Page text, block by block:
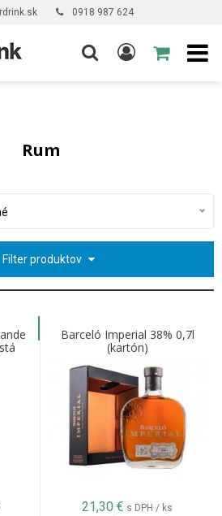
0918 987 624
Rum
Filter produktov
Barceló Imperial 38% 0,7l
(kartón)
21,30 € s DPH / ks